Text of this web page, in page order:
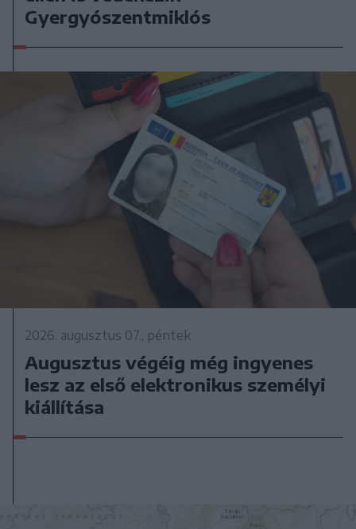
Gyergyószentmiklós
2026. augusztus 07., péntek
Augusztus végéig még ingyenes
lesz az első elektronikus személyi
kiállítása